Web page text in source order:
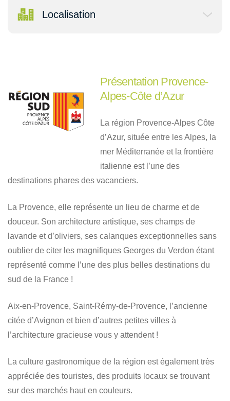
Localisation
Présentation Provence-
Alpes-Côte d’Azur
La région Provence-Alpes Côte
d’Azur, située entre les Alpes, la
mer Méditerranée et la frontière
italienne est l’une des
destinations phares des vacanciers.
La Provence, elle représente un lieu de charme et de
douceur. Son architecture artistique, ses champs de
lavande et d’oliviers, ses calanques exceptionnelles sans
oublier de citer les magnifiques Georges du Verdon étant
représenté comme l’une des plus belles destinations du
sud de la France !
Aix-en-Provence, Saint-Rémy-de-Provence, l’ancienne
citée d’Avignon et bien d’autres petites villes à
l’architecture gracieuse vous y attendent !
La culture gastronomique de la région est également très
appréciée des touristes, des produits locaux se trouvant
sur des marchés haut en couleurs.